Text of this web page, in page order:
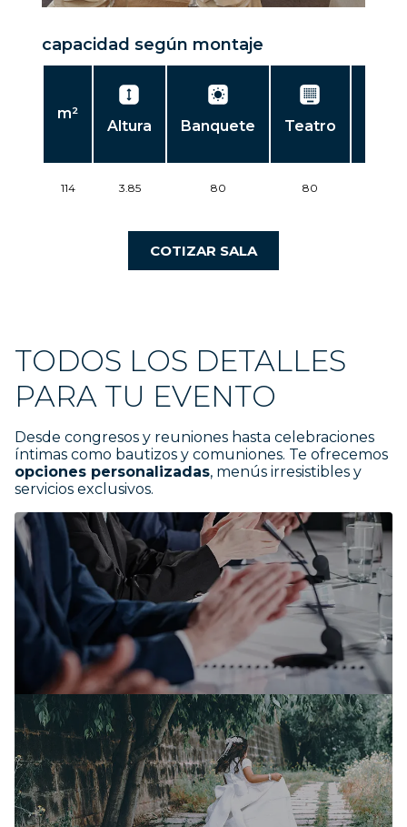
capacidad según montaje
m²
Altura Banquete Teatro
114 3.85 80 80
COTIZAR SALA
TODOS LOS DETALLES
PARA TU EVENTO
Desde congresos y reuniones hasta celebraciones
íntimas como bautizos y comuniones. Te ofrecemos
opciones personalizadas, menús irresistibles y
servicios exclusivos.